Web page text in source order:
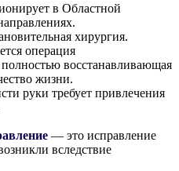
в Областной
хирургия.
операция
восстанавливающая
жизни.
руки требует привлечения
— это исправление
вследствие